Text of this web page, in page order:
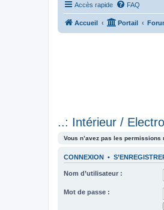
Accès rapide FAQ
Accueil Portail
..: Intérieur /
Vous n’avez pas les
CONNEXION •
Nom d’utilisateur :
Mot de passe :